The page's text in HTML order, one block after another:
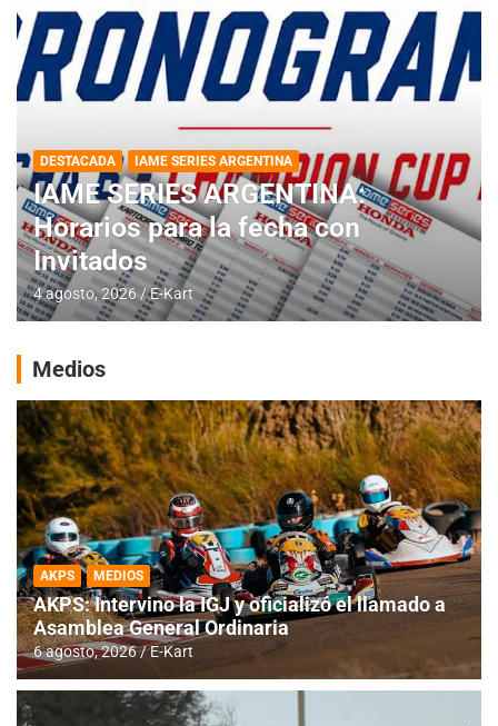
DESTACADA IAME SERIES ARGENTINA
IAME SERIES ARGENTINA:
Horarios para la fecha con
Invitados
4 agosto, 2026 E-Kart
Medios
AKPS MEDIOS
AKPS: Intervino la IGJ y oficializó el llamado a
Asamblea General Ordinaria
6 agosto, 2026 E-Kart